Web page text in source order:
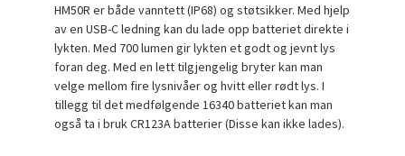
HM50R er både vanntett (IP68) og støtsikker. Med hjelp
av en USB-C ledning kan du lade opp batteriet direkte i
lykten. Med 700 lumen gir lykten et godt og jevnt lys
foran deg. Med en lett tilgjengelig bryter kan man
velge mellom fire lysnivåer og hvitt eller rødt lys. I
tillegg til det medfølgende 16340 batteriet kan man
også ta i bruk CR123A batterier (Disse kan ikke lades).